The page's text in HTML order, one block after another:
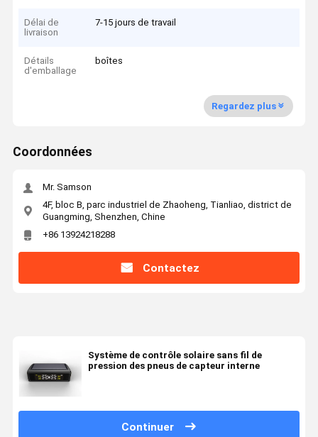
Délai de
livraison
7-15 jours de travail
Détails
d'emballage
boîtes
Regardez plus
Coordonnées
Mr. Samson
4F, bloc B, parc industriel de Zhaoheng, Tianliao, district de
Guangming, Shenzhen, Chine
+86 13924218288
Contactez
Système de contrôle solaire sans fil de
pression des pneus de capteur interne
Continuer